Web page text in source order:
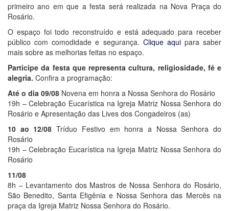
primeiro ano em que a festa será realizada na Nova Praça do
Rosário.
O espaço foi todo reconstruído e está adequado para receber
público com comodidade e segurança. Clique aquipara saber
mais sobre as melhorias feitas no espaço.
Participe da festa que representa cultura, religiosidade, fé e
alegria. Confira a programação:
Até o dia 09/08 Novena em honra a Nossa Senhora do Rosário
19h – Celebração Eucarística na Igreja Matriz Nossa Senhora do
Rosário e Apresentação das Lives dos Congadeiros (as)
10 ao 12/08 Tríduo Festivo em honra a Nossa Senhora do
Rosário
19h – Celebração Eucarística na Igreja Matriz Nossa Senhora do
Rosário
11/08
8h – Levantamento dos Mastros de Nossa Senhora do Rosário,
São Benedito, Santa Efigênia e Nossa Senhora das Mercês na
praça da Igreja Matriz Nossa Senhora do Rosário.